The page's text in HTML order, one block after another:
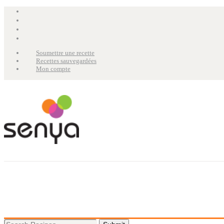
Soumettre une recette
Recettes sauvegardées
Mon compte